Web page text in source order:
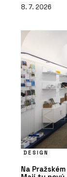
8. 7. 2026
DESIGN
Na